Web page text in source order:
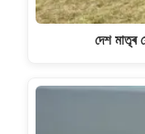
দেশ মাতৃৰ